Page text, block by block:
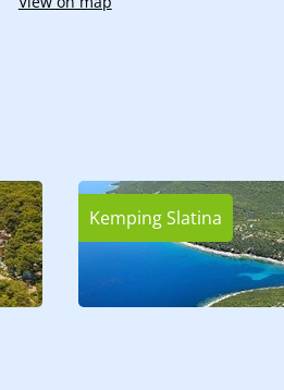
Kemping Slatina